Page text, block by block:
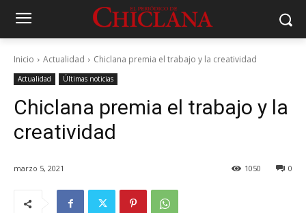
Inicio Actualidad Chiclana premia el trabajo y la creatividad
Actualidad Últimas noticias
Chiclana premia el trabajo y la
creatividad
marzo 5, 2021 0
1050